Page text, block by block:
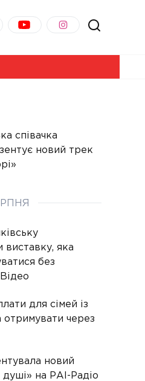
співачка
новий трек
виставку, яка
без
для сімей із
отримувати через
новий
на РАІ-Радіо